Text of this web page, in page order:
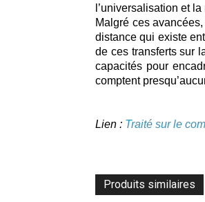
l’universalisation et
Malgré ces
distance qui existe
de ces transferts sur
capacités pour
comptent
Lien : Traité sur le
Produits similaires